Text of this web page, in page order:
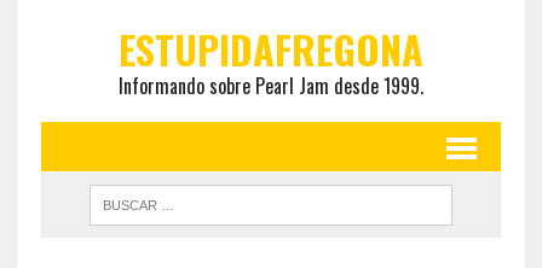
ESTUPIDAFREGONA
Informando sobre Pearl Jam desde 1999.